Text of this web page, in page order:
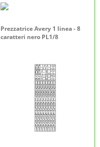
Prezzatrice Avery 1 linea - 8
caratteri nero PL1/8